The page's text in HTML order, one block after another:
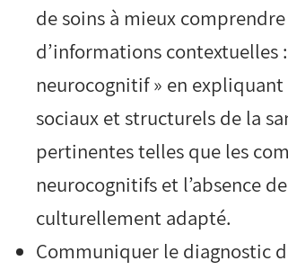
de soins à mieux
d’informations
neurocognitif » en
sociaux et structurels de la
pertinentes telles que les
neurocognitifs et l’absence
culturellement adapté.
Communiquer le diagnostic